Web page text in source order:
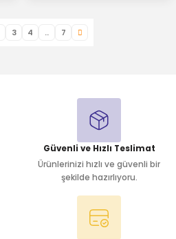
3 4 .. 7
Güvenli ve Hızlı Teslimat
Ürünlerinizi hızlı ve güvenli bir
şekilde hazırlıyoru.